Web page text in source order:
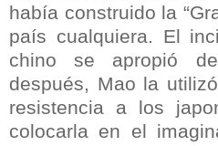
había construido la
país cualquiera. El
chino se apropió
después, Mao la
resistencia a los
colocarla en el